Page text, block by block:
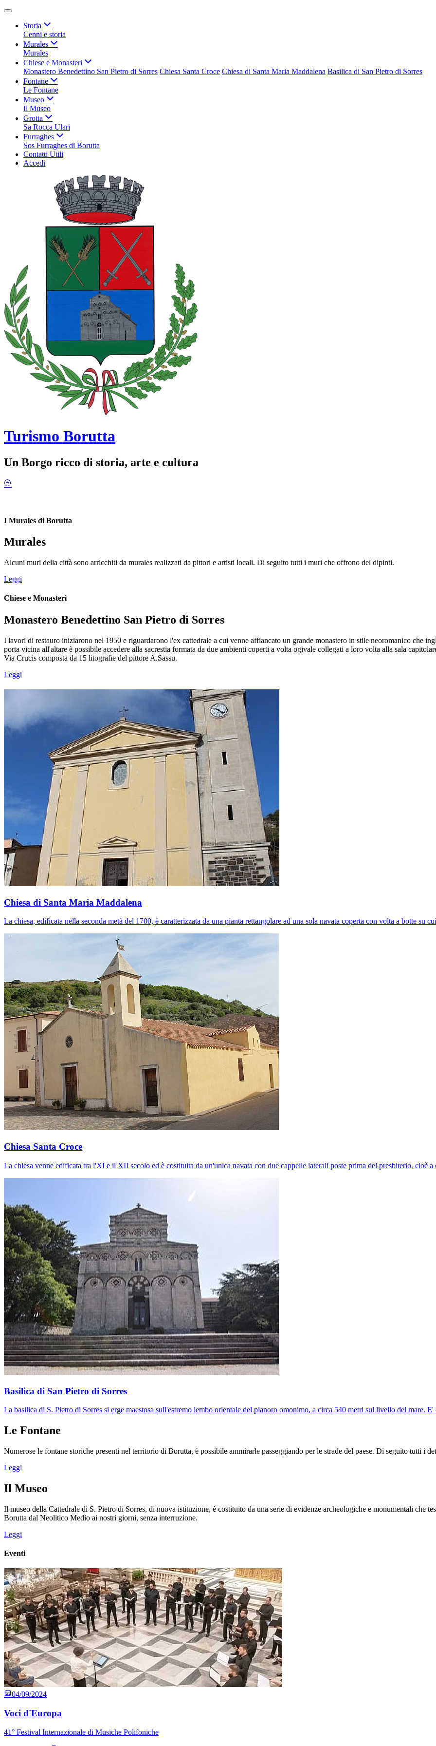
Storia
Cenni e storia
Murales
Murales
Chiese e Monasteri
Monastero Benedettino San Pietro di Sorres Chiesa Santa Croce Chiesa di Santa Maria Maddalena Basilica di San Pietro di Sorres
Fontane
Le Fontane
Museo
Il Museo
Grotta
Sa Rocca Ulari
Furraghes
Sos Furraghes di Borutta
Contatti Utili
Accedi
Turismo Borutta
Un Borgo ricco di storia, arte e cultura
I Murales di Borutta
Murales
Alcuni muri della città sono arricchiti da murales realizzati da pittori e artisti locali. Di seguito tutti i muri che offrono dei dipinti.
Leggi
Chiese e Monasteri
Monastero Benedettino San Pietro di Sorres
I lavori di restauro iniziarono nel 1950 e riguardarono l'ex cattedrale a cui venne affiancato un grande monastero in stile neoromanico che
porta vicina all'altare è possibile accedere alla sacrestia formata da due ambienti coperti a volta ogivale collegati a loro volta alla sala
Via Crucis composta da 15 litografie del pittore A.Sassu.
Leggi
Chiesa di Santa Maria Maddalena
La chiesa, edificata nella seconda metà del 1700, è caratterizzata da una pianta rettangolare ad una sola navata coperta con volta a botte su
Chiesa Santa Croce
La chiesa venne edificata tra l'XI e il XII secolo ed è costituita da un'unica navata con due cappelle laterali poste prima del presbiterio, cioè a
Basilica di San Pietro di Sorres
La basilica di S. Pietro di Sorres si erge maestosa sull'estremo lembo orientale del pianoro omonimo, a circa 540 metri sul livello del mare.
Le Fontane
Numerose le fontane storiche presenti nel territorio di Borutta, è possibile ammirarle passeggiando per le strade del paese. Di seguito tutti i
Leggi
Il Museo
Il museo della Cattedrale di S. Pietro di Sorres, di nuova istituzione, è costituito da una serie di evidenze archeologiche e monumentali che
Borutta dal Neolitico Medio ai nostri giorni, senza interruzione.
Leggi
Eventi
04/09/2024
Voci d'Europa
41° Festival Internazionale di Musiche Polifoniche